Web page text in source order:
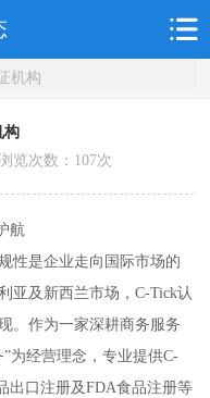
机构
构
次数： 107次
航
性是企业走向国际市场的
亚及新西兰市场，C-Tick认
。作为一家深耕商务服务
为经营理念，专业提供C-
出口注册及FDA食品注册等